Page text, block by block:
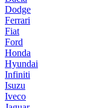
Dodge
Ferrari
Fiat
Ford
Honda
Hyundai
Infiniti
Isuzu
Iveco